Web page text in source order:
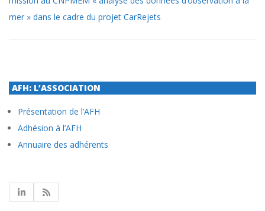
mer » dans le cadre du projet CarRejets
AFH: L’ASSOCIATION
Présentation de l’AFH
Adhésion à l’AFH
Annuaire des adhérents